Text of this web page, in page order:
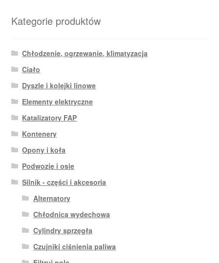
Kategorie produktów
Chłodzenie, ogrzewanie, klimatyzacja
Ciało
Dyszle i kolejki linowe
Elementy elektryczne
Katalizatory FAP
Kontenery
Opony i koła
Podwozie i osie
Silnik - części i akcesoria
Alternatory
Chłodnica wydechowa
Cylindry sprzęgła
Czujniki ciśnienia paliwa